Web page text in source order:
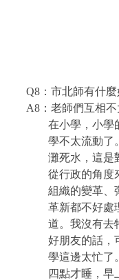
Q8 ：市北師有什
A8 ：老師們互相
在小學，小學
學不太流動了
灘死水，這是
從行政的角度
組織的變革、
革新都不好處
道。我沒有去
好朋友的話，
學這邊太忙了
四點才睡，早